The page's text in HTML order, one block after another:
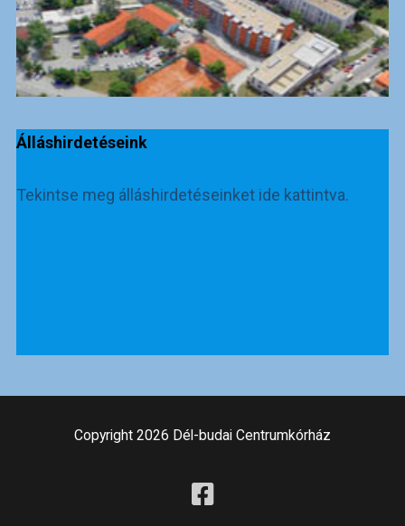
Álláshirdetéseink
Tekintse meg álláshirdetéseinket ide kattintva.
Copyright 2026 Dél-budai Centrumkórház